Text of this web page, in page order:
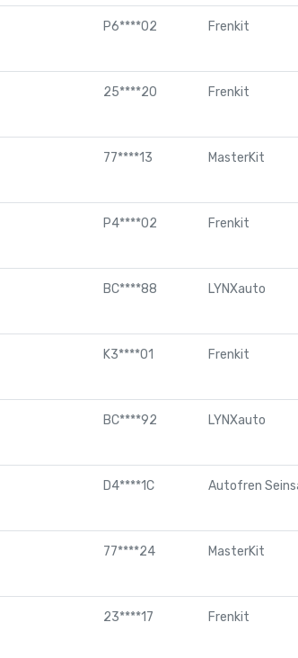
P6****02 Frenkit
25****20 Frenkit
77****13 MasterKit
P4****02 Frenkit
BC****88 LYNXauto
K3****01 Frenkit
BC****92 LYNXauto
D4****1C Autofren
77****24 MasterKit
23****17 Frenkit